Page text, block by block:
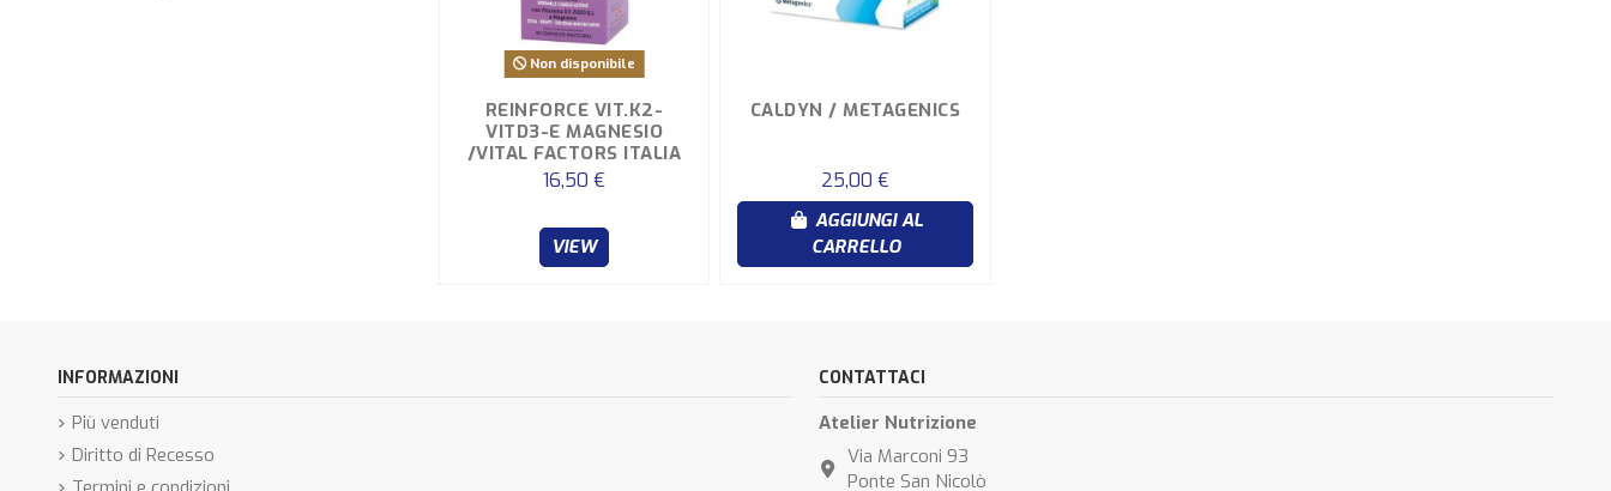
Non disponibile
REINFORCE VIT.K2-
VITD3-E MAGNESIO
/VITAL FACTORS ITALIA
16,50 €
VIEW
CALDYN / METAGENICS
25,00 €
AGGIUNGI AL
CARRELLO
INFORMAZIONI
Più venduti
Diritto di Recesso
CONTATTACI
Atelier Nutrizione
Via Marconi 93
Ponte San Nicolò